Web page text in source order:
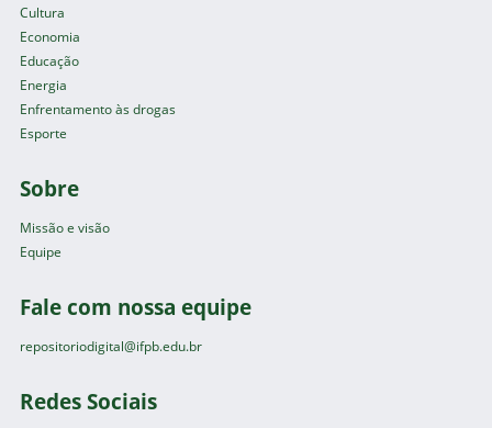
Cultura
Economia
Educação
Energia
Enfrentamento às drogas
Esporte
Sobre
Missão e visão
Equipe
Fale com nossa equipe
repositoriodigital@ifpb.edu.br
Redes Sociais